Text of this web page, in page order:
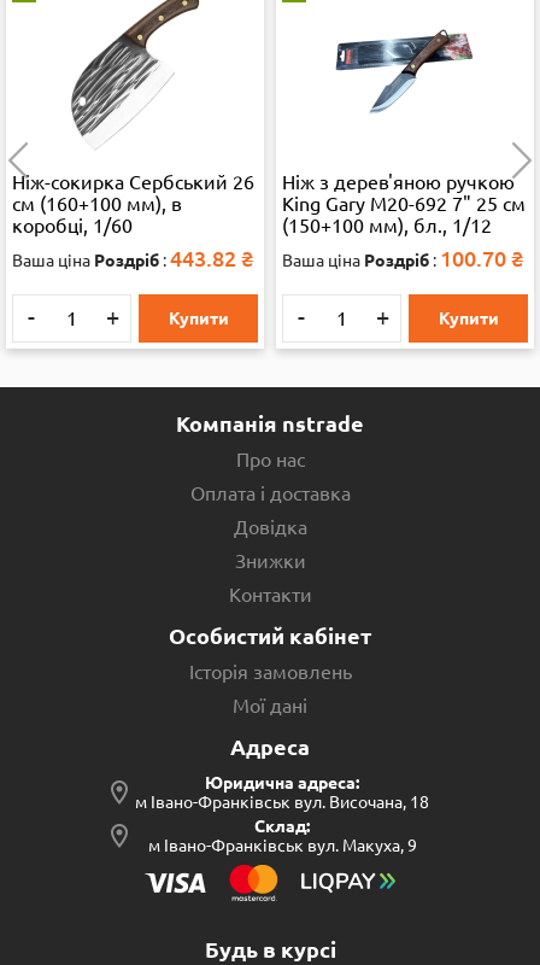
Ніж-сокирка Сербський 26
см (160+100 мм), в
коробці, 1/60
Ваша ціна Роздріб :443.82 ₴
- + Купити
Ніж з дерев'яною ручкою
King Gary M20-692 7" 25 см
(150+100 мм), бл., 1/12
Ваша ціна Роздріб : 100.70 ₴
- + Купити
Компанія nstrade
Про нас
Оплата і доставка
Довідка
Знижки
Контакти
Особистий кабінет
Історія замовлень
Мої дані
Адреса
Юридична адреса:
м Івано-Франківськ вул. Височана, 18
Склад:
м Івано-Франківськ вул. Макуха, 9
Будь в курсі